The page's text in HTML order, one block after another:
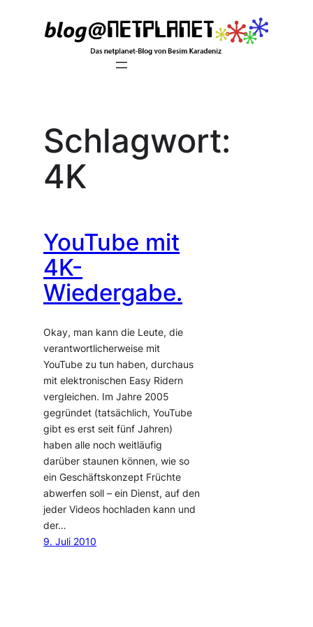
Schlagwort:
4K
YouTube mit
4K-
Wiedergabe.
Okay, man kann die Leute, die
verantwortlicherweise mit
YouTube zu tun haben, durchaus
mit elektronischen Easy Ridern
vergleichen. Im Jahre 2005
gegründet (tatsächlich, YouTube
gibt es erst seit fünf Jahren)
haben alle noch weitläufig
darüber staunen können, wie so
ein Geschäftskonzept Früchte
abwerfen soll – ein Dienst, auf den
jeder Videos hochladen kann und
der…
9. Juli 2010